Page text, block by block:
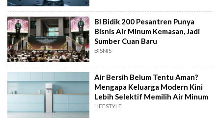
BI Bidik 200 Pesantren Punya
Bisnis Air Minum Kemasan, Jadi
Sumber Cuan Baru
BISNIS
Air Bersih Belum Tentu Aman?
Mengapa Keluarga Modern Kini
Lebih Selektif Memilih Air Minum
LIFESTYLE